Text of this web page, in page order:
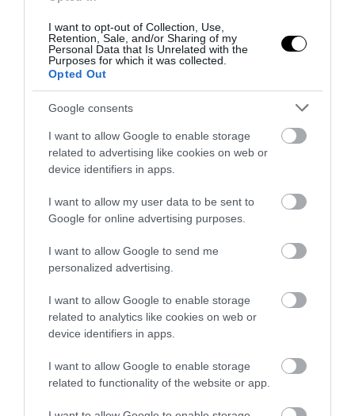
I want to opt-out of Collection, Use,
Retention, Sale, and/or Sharing of my
Personal Data that Is Unrelated with the
Purposes for which it was collected.
Opted Out
Google consents
I want to allow Google to enable storage
related to advertising like cookies on web or
device identifiers in apps.
I want to allow my user data to be sent to
Google for online advertising purposes.
I want to allow Google to send me
personalized advertising.
I want to allow Google to enable storage
related to analytics like cookies on web or
device identifiers in apps.
I want to allow Google to enable storage
related to functionality of the website or app.
Συλλυπητήρια Κ.Μητσοτάκη για τον
θάνατο των τριών πυροσβεστών σε
Ρέθυμνο και Γύθειο
29.07.2026 | 21:42